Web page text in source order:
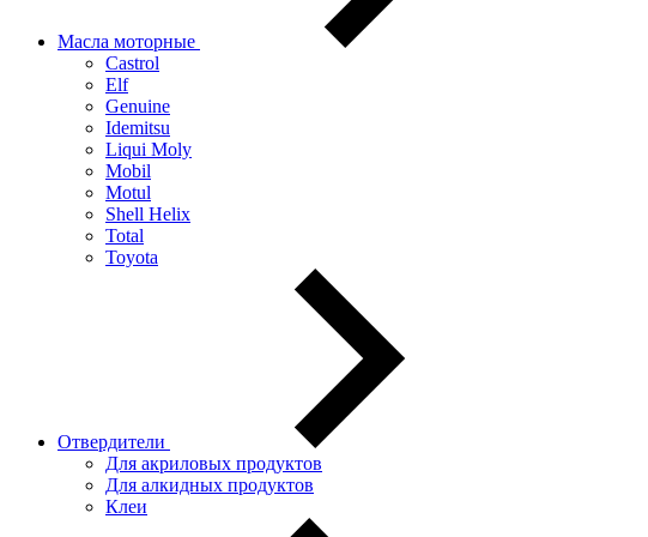
Масла моторные
Castrol
Elf
Genuine
Idemitsu
Liqui Moly
Mobil
Motul
Shell Helix
Total
Toyota
Отвердители
Для акриловых продуктов
Для алкидных продуктов
Клеи